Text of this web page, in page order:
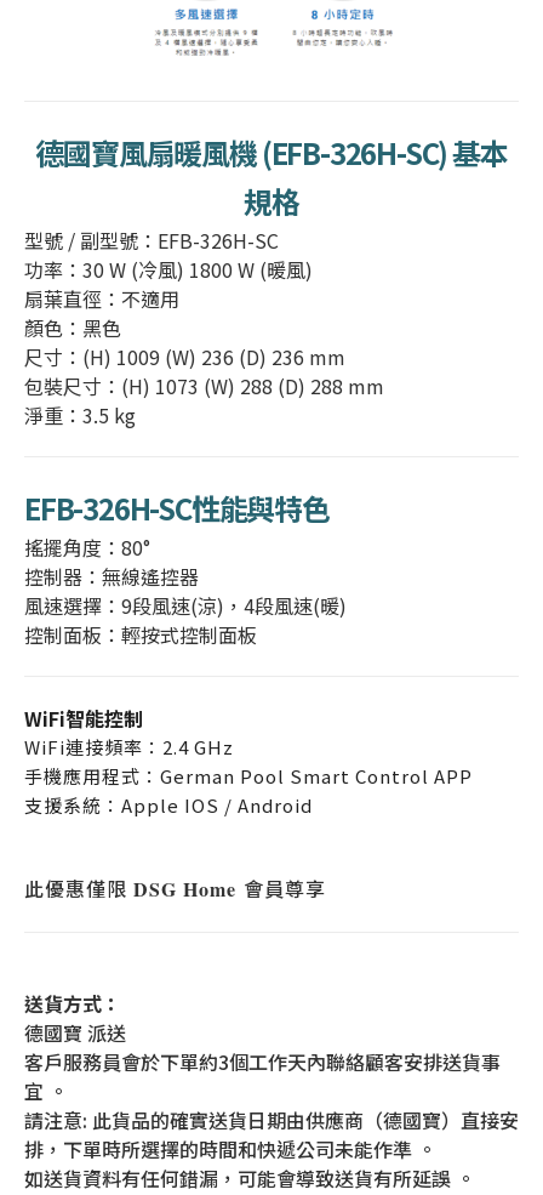
德國寶風扇暖風機(EFB-326H-SC) 基本
規格
型號 / 副型號：EFB-326H-SC
功率：30 W (冷風) 1800 W (暖風)
扇葉直徑：不適用
顏色：黑色
尺寸：(H) 1009 (W) 236 (D) 236 mm
包裝尺寸：(H) 1073 (W) 288 (D) 288 mm
淨重：3.5 kg
EFB-326H-SC性能與特色
搖擺角度：80°
控制器：無線遙控器
風速選擇：9段風速(涼)，4段風速(暖)
控制面板：輕按式控制面板
WiFi智能控制
WiFi連接頻率：2.4 GHz
手機應用程式：German Pool Smart Control APP
支援系統：Apple IOS / Android
此優惠僅限 DSG Home 會員尊享
送貨方式：
德國寶 派送
客戶服務員會於下單約3個工作天內聯絡顧客安排送貨事
宜 。
請注意: 此貨品的確實送貨日期由供應商（德國寶）直接安
排，下單時所選擇的時間和快遞公司未能作準 。
如送貨資料有任何錯漏，可能會導致送貨有所延誤 。